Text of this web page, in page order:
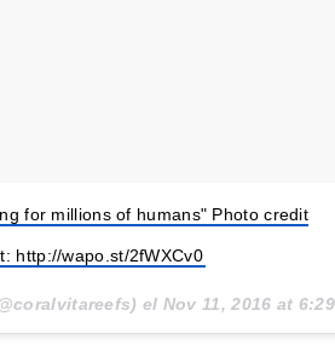
for millions of humans" Photo credit
http://wapo.st/2fWXCv0
el Nov 11, 2016 at